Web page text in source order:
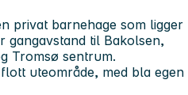
privat barnehage som ligger
gangavstand til Bakolsen,
Tromsø sentrum.
uteområde, med bla egen